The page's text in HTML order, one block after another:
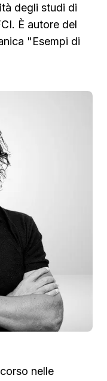
(NSCA).
degli studi di
È autore del
"Esempi di
Fondatore
si occupa di
e
di endurance
del ciclismo
Consulente
nelle